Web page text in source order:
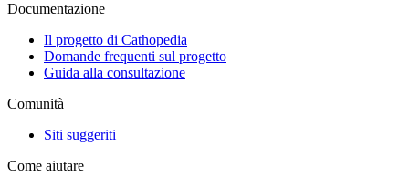
Documentazione
Il progetto di Cathopedia
Domande frequenti sul progetto
Guida alla consultazione
Comunità
Siti suggeriti
Come aiutare